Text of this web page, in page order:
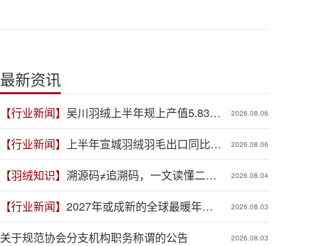
最新资讯
【行业新闻】 吴川羽绒上半年规上产值5.83亿
元，同比增长19.3%
2026.08.06
【行业新闻】 上半年宣城羽绒羽毛出口同比增
长41.9%
2026.08.06
【羽绒知识】 溯源码≠追溯码，一文读懂二者
区别
2026.08.04
【行业新闻】 2027年或成新的全球最暖年
份，对羽绒产业有何影响？
2026.08.03
关于规范协会分支机构职务称谓的公告 2026.08.03